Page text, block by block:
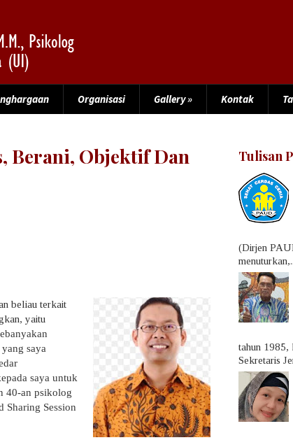
Organisasi Gallery» Kontak
Berani, Objektif Dan
beliau terkait
yaitu
saya
saya untuk
40-an psikolog
Sharing Session
Tulisan
(Dirjen
tahun 1985,
Sekretaris